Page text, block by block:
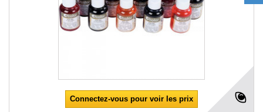
Connectez-vous pour voir les prix